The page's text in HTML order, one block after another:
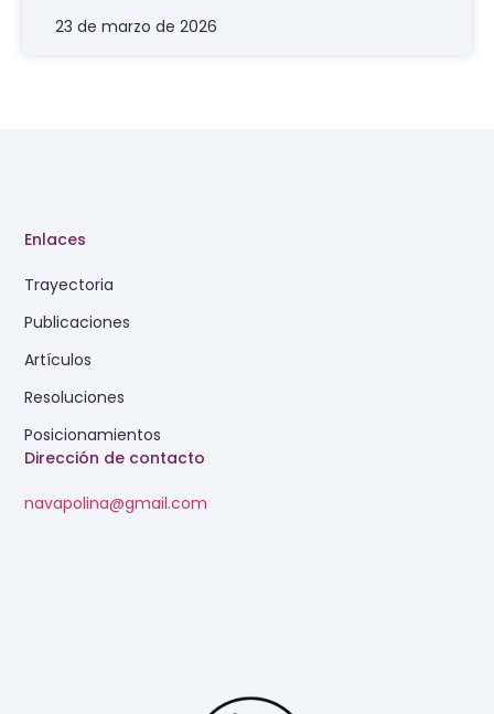
23 de marzo de 2026
Dirección de contacto
navapolina@gmail.com
Enlaces
Trayectoria
Publicaciones
Artículos
Resoluciones
Posicionamientos